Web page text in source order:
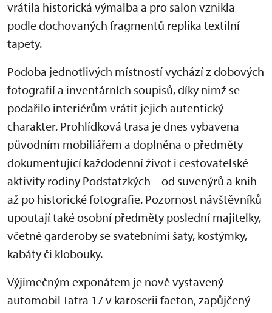
vrátila historická výmalba a pro salon vznikla
podle dochovaných fragmentů replika textilní
tapety.
Podoba jednotlivých místností vychází z dobových
fotografií a inventárních soupisů, díky nimž se
podařilo interiérům vrátit jejich autentický
charakter. Prohlídková trasa je dnes vybavena
původním mobiliářem a doplněna o předměty
dokumentující každodenní život i cestovatelské
aktivity rodiny Podstatzkých – od suvenýrů a knih
až po historické fotografie. Pozornost návštěvníků
upoutají také osobní předměty poslední majitelky,
včetně garderoby se svatebními šaty, kostýmky,
kabáty či klobouky.
Výjimečným exponátem je nově vystavený
automobil Tatra 17 v karoserii faeton, zapůjčený